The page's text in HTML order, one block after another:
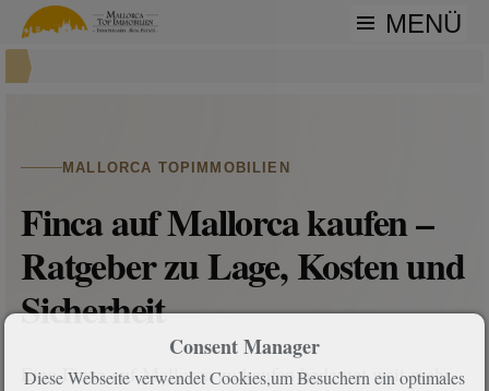
MENÜ
MALLORCA TOPIMMOBILIEN
Finca auf Mallorca kaufen –
Ratgeber zu Lage, Kosten und
Sicherheit
Eine Finca auf Mallorca zu kaufen bedeutet weit mehr,
Consent Manager
Diese Webseite verwendet Cookies,um Besuchern ein optimales